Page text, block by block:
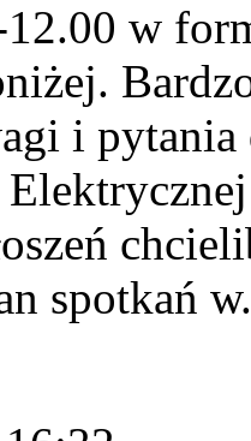
w
i
spotkań